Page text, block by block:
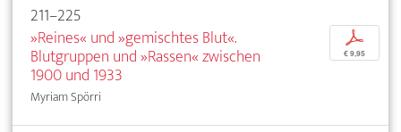
211–225
»Reines« und »gemischtes Blut«.
Blutgruppen und »Rassen« zwischen
1900 und 1933
Myriam Spörri
p
€ 9,95